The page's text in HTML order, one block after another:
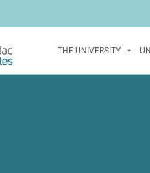
THE UNIVERSITY